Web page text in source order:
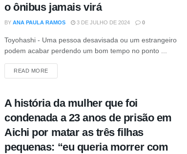
o ônibus jamais virá
BY ANA PAULA RAMOS 3 DE JULHO DE 2024 0
Toyohashi - Uma pessoa desavisada ou um estrangeiro
podem acabar perdendo um bom tempo no ponto ...
READ MOREDETAILS
A história da mulher que foi
condenada a 23 anos de prisão em
Aichi por matar as três filhas
pequenas: “eu queria morrer com